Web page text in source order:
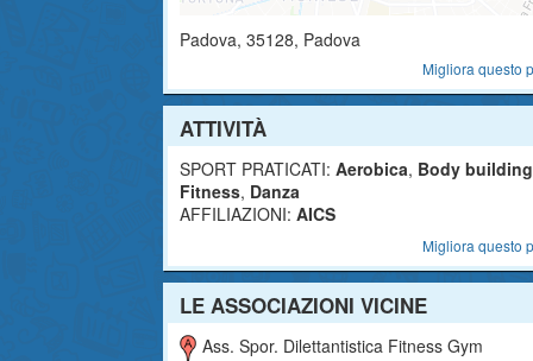
Padova, 35128, Padova
Migliora questo
ATTIVITÀ
SPORT PRATICATI: Aerobica, Body building
Fitness, Danza
AFFILIAZIONI: AICS
Migliora questo
LE ASSOCIAZIONI VICINE
Ass. Spor. Dilettantistica Fitness Gym